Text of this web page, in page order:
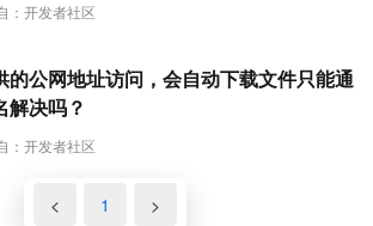
：开发者社区
：开发者社区
的公网地址访问，会自动下载文件只能通
解决吗？
< 1 >